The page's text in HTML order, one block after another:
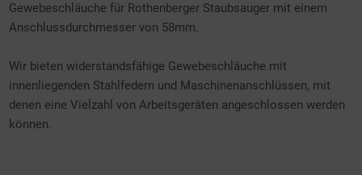
Gewebeschläuche für Rothenberger Staubsauger mit einem
Anschlussdurchmesser von 58mm.
Wir bieten widerstandsfähige Gewebeschläuche mit
innenliegenden Stahlfedern und Maschinenanschlüssen, mit
denen eine Vielzahl von Arbeitsgeräten angeschlossen werden
können.